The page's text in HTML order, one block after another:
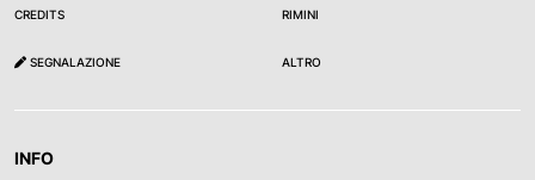
CREDITS
SEGNALAZIONE
RIMINI
ALTRO
INFO